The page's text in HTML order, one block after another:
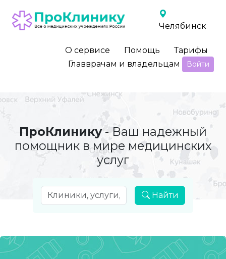
Челябинск
О сервисе Помощь
Тарифы
Главврачам и владельцам
Войти
ПроКлинику- Ваш надежный
помощник в мире медицинских
услуг
Найти